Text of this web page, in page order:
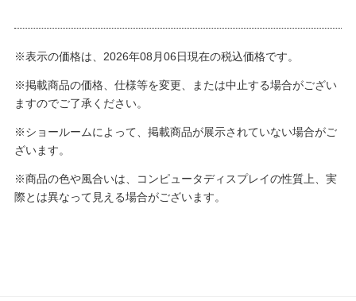
※表示の価格は、2026年08月06日現在の税込価格です。
※掲載商品の価格、仕様等を変更、または中止する場合がござい
ますのでご了承ください。
※ショールームによって、掲載商品が展示されていない場合がご
ざいます。
※商品の色や風合いは、コンピュータディスプレイの性質上、実
際とは異なって見える場合がございます。